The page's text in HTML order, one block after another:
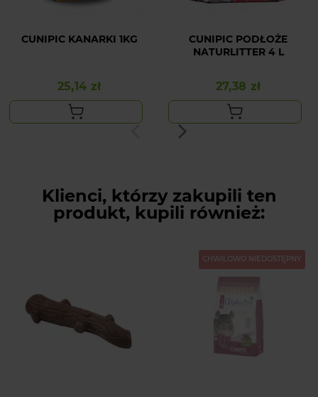
CUNIPIC KANARKI 1KG
Cena
25,14 zł
CUNIPIC PODŁOŻE
NATURLITTER 4 L
Cena
27,38 zł
Klienci, którzy zakupili ten
produkt, kupili również:
CHWILOWO NIEDOSTĘPNY